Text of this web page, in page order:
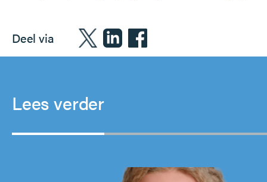
Deel via
Lees verder